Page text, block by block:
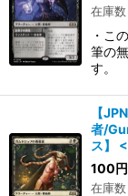
在庫
・こ
筆の
す。
【
者/
ス】
100円
在庫